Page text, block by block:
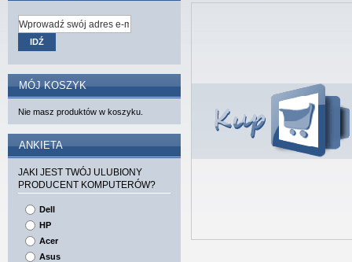
IDŹ
MÓJ KOSZYK
Nie masz produktów w koszyku.
ANKIETA
JAKI JEST TWÓJ ULUBIONY
PRODUCENT KOMPUTERÓW?
Dell
HP
Acer
Asus